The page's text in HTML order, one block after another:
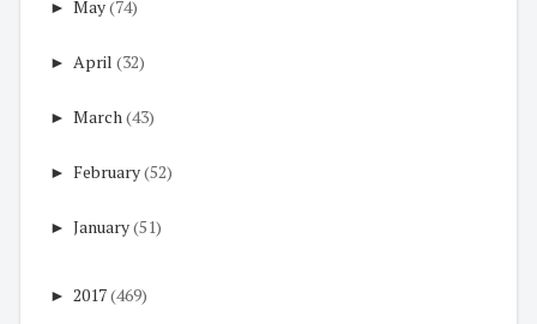
► May(74)
► April (32)
► March(43)
► February(52)
► January(51)
► 2017(469)